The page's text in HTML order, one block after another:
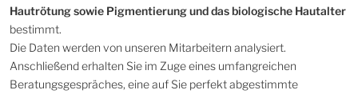
Hautrötung sowie Pigmentierung und das biologische Hautalter
bestimmt.
Die Daten werden von unseren Mitarbeitern analysiert.
Anschließend erhalten Sie im Zuge eines umfangreichen
Beratungsgespräches, eine auf Sie perfekt abgestimmte